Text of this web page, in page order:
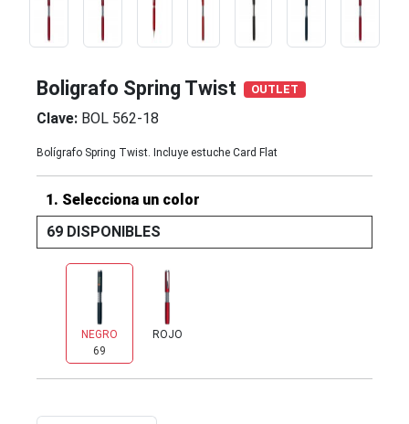
Boligrafo Spring Twist OUTLET
Clave: BOL 562-18
Bolígrafo Spring Twist. Incluye estuche Card Flat
1. Selecciona un color
69 DISPONIBLES
NEGRO
69
ROJO